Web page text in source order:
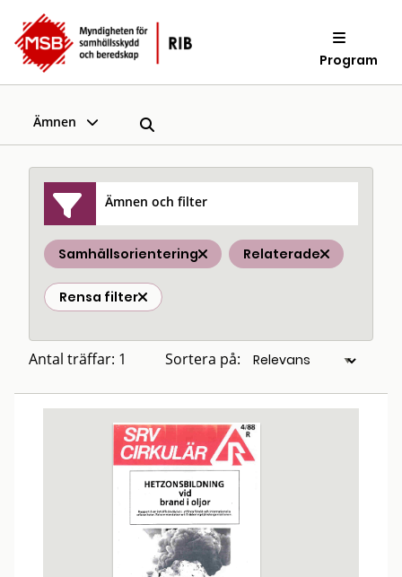
Program
Ämnen
Ämnen och filter
Samhällsorientering Relaterade
Rensa filter
Antal träffar: 1 Sortera på: